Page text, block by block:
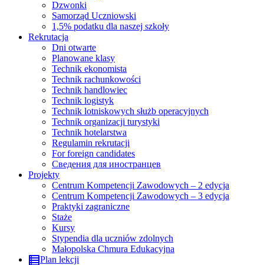
Dzwonki
Samorząd Uczniowski
1,5% podatku dla naszej szkoły
Rekrutacja
Dni otwarte
Planowane klasy
Technik ekonomista
Technik rachunkowości
Technik handlowiec
Technik logistyk
Technik lotniskowych służb operacyjnych
Technik organizacji turystyki
Technik hotelarstwa
Regulamin rekrutacji
For foreign candidates
Сведения для иностранцев
Projekty
Centrum Kompetencji Zawodowych – 2 edycja
Centrum Kompetencji Zawodowych – 3 edycja
Praktyki zagraniczne
Staże
Kursy
Stypendia dla uczniów zdolnych
Małopolska Chmura Edukacyjna
Plan lekcji